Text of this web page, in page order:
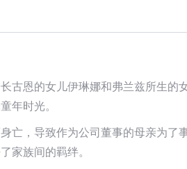
古恩的女儿伊琳娜和弗兰兹所生的
年时光。
亡，导致作为公司董事的母亲为了
家族间的羁绊。